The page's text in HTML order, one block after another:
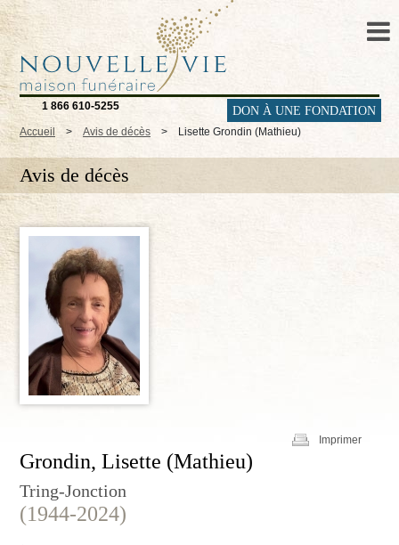
1 866 610-5255 DON À UNE FONDATION
Accueil > Avis de décès > Lisette Grondin (Mathieu)
Avis de décès
Imprimer
Grondin, Lisette (Mathieu)
Tring-Jonction
(1944-2024)